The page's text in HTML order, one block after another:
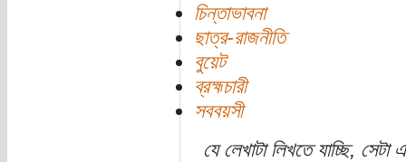
চিন্তাভাবনা
ছাত্র-রাজনীতি
বুয়েট
ব্র‏হ্মচারী
সববয়সী
যে লেখাটা লিখতে যাচ্ছি,